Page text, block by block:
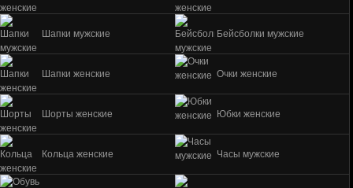
Шапки мужские Бейсболки мужские
Шапки женские Очки женские
Шорты женские Юбки женские
Кольца женские Часы мужские